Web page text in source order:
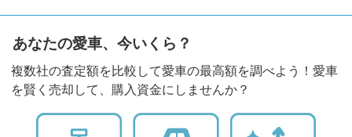
あなたの愛車、今いくら？
複数社の査定額を比較して愛車の最高額を調べよう！愛車
を賢く売却して、購入資金にしませんか？